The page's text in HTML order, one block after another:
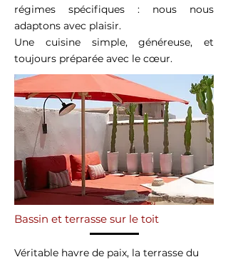
régimes spécifiques : nous nous
adaptons avec plaisir.
Une cuisine simple, généreuse, et
toujours préparée avec le cœur.
Bassin et terrasse sur le toit
Véritable havre de paix, la terrasse du